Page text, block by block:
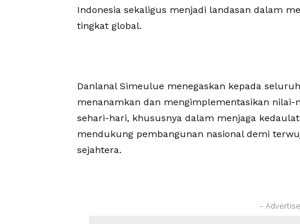
Indonesia sekaligus menjadi landasan dalam
tingkat global.
Danlanal Simeulue menegaskan kepada
menanamkan dan mengimplementasikan nilai-
sehari-hari, khususnya dalam menjaga
mendukung pembangunan nasional demi
sejahtera.
-